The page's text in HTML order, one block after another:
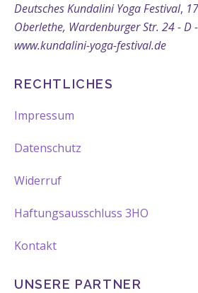
Deutsches Kundalini Yoga Festival,
Oberlethe, Wardenburger Str. 24 - D
www.kundalini-yoga-festival.de
RECHTLICHES
Impressum
Datenschutz
Widerruf
Haftungsausschluss 3HO
Kontakt
UNSERE PARTNER